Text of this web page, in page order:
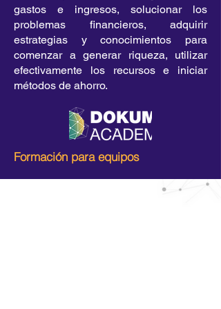
gastos e ingresos, solucionar los
problemas financieros, adquirir
estrategias y conocimientos para
comenzar a generar riqueza, utilizar
efectivamente los recursos e iniciar
métodos de ahorro.
Formación para equipos